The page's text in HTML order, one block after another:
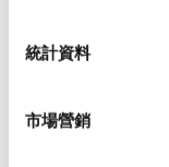
統計資料
市場營銷
機械規格